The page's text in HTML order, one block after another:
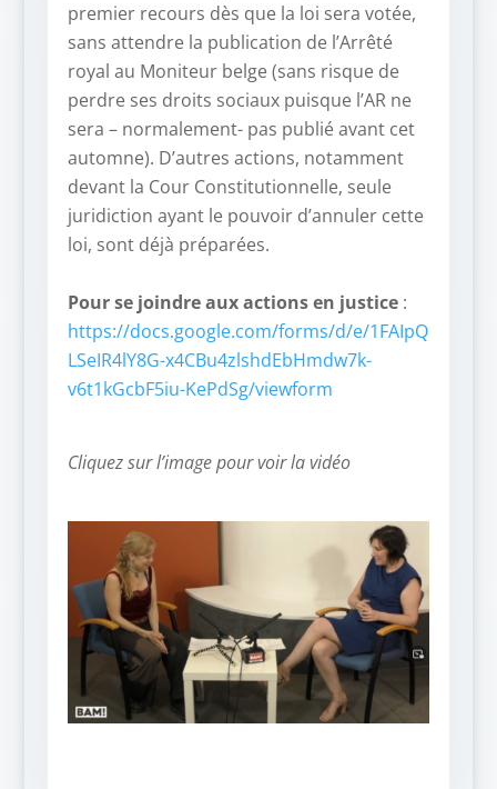
premier recours dès que la loi sera votée,
sans attendre la publication de l’Arrêté
royal au Moniteur belge (sans risque de
perdre ses droits sociaux puisque l’AR ne
sera – normalement- pas publié avant cet
automne). D’autres actions, notamment
devant la Cour Constitutionnelle, seule
juridiction ayant le pouvoir d’annuler cette
loi, sont déjà préparées.
Pour se joindre aux actions en justice:
https://docs.google.com/forms/d/e/1FAIpQ
LSeIR4lY8G-x4CBu4zlshdEbHmdw7k-
v6t1kGcbF5iu-KePdSg/viewform
Cliquez sur l’image pour voir la vidéo